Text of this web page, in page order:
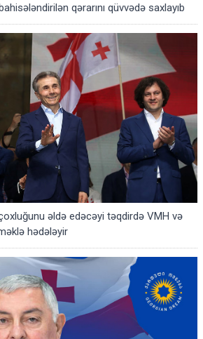
qərarını qüvvədə saxlayıb
əldə edəcəyi təqdirdə VMH və
hədələyir